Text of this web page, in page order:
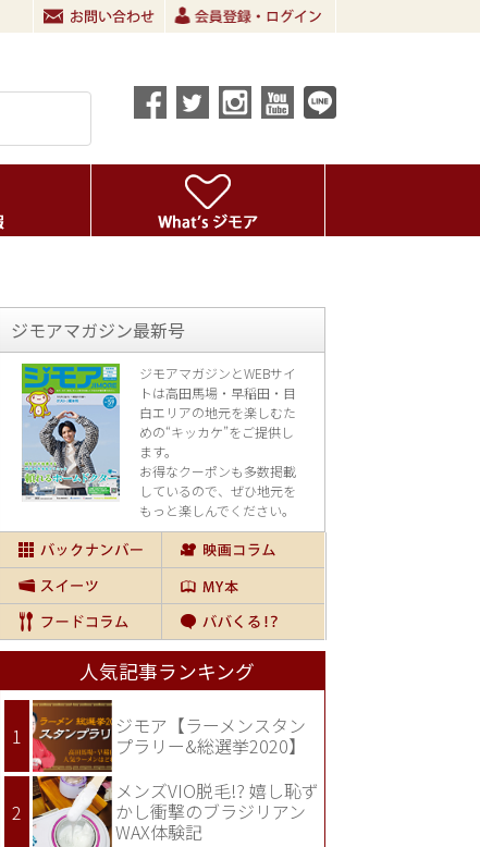
ジモアマガジン最新号
ジモアマガジンとWEBサイ
トは高田馬場・早稲田・目
白エリアの地元を楽しむた
めの“キッカケ”をご提供し
ます。
お得なクーポンも多数掲載
しているので、 ぜひ地元を
もっと楽しんでください。
人気記事ランキング
ジモア【ラーメンスタン
プラリー&総選挙2020】
メンズVIO脱毛!? 嬉し恥ず
かし衝撃のブラジリアン
WAX体験記